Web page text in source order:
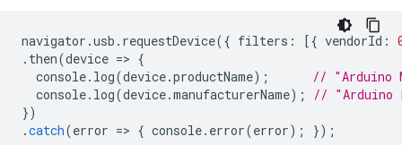
navigator .usb . requestDevice({ filters : [{ vendorId :
. then(device => {
console. log(device.productName);
// "Arduino
console. log(device.manufacturerName);
// "Arduino
})
.catch(error => { console. error(error); });